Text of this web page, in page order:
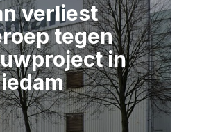
verliest
tegen
in